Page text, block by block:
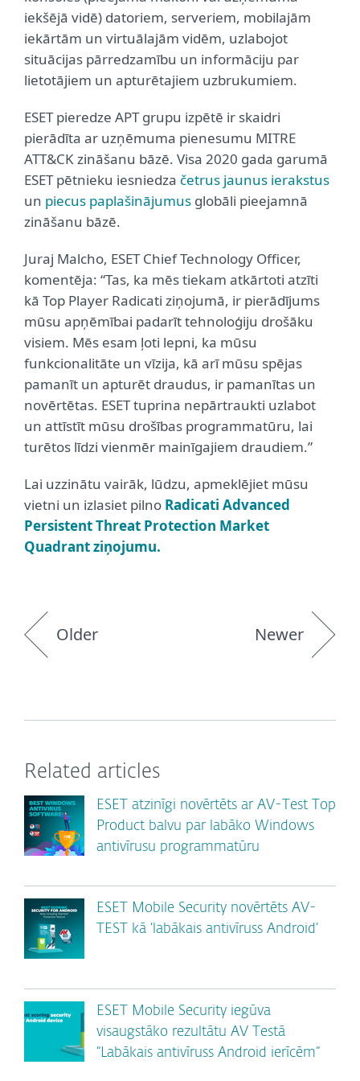
iekšējā vidē) datoriem, serveriem, mobilajām
iekārtām un virtuālajām vidēm, uzlabojot
situācijas pārredzamību un informāciju par
lietotājiem un apturētajiem uzbrukumiem.
ESET pieredze APT grupu izpētē ir skaidri
pierādīta ar uzņēmuma pienesumu MITRE
ATT&CK zināšanu bāzē. Visa 2020 gada garumā
ESET pētnieku iesniedza četrus jaunus ierakstus
un piecus paplašinājumus globāli pieejamnā
zināšanu bāzē.
Juraj Malcho, ESET Chief Technology Officer,
komentēja: “Tas, ka mēs tiekam atkārtoti atzīti
kā Top Player Radicati ziņojumā, ir pierādījums
mūsu apņēmībai padarīt tehnoloģiju drošāku
visiem. Mēs esam ļoti lepni, ka mūsu
funkcionalitāte un vīzija, kā arī mūsu spējas
pamanīt un apturēt draudus, ir pamanītas un
novērtētas. ESET tuprina nepārtraukti uzlabot
un attīstīt mūsu drošības programmatūru, lai
turētos līdzi vienmēr mainīgajiem draudiem.”
Lai uzzinātu vairāk, lūdzu, apmeklējiet mūsu
vietni un izlasiet pilno Radicati Advanced
Persistent Threat Protection Market
Quadrant ziņojumu.
Older Newer
Related articles
ESET atzinīgi novērtēts ar AV-Test Top
Product balvu par labāko Windows
antivīrusu programmatūru
ESET Mobile Security novērtēts AV-
TEST kā ‘labākais antivīruss Android’
ESET Mobile Security iegūva
visaugstāko rezultātu AV Testā
“Labākais antivīruss Android ierīcēm”